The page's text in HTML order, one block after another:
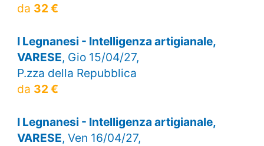
da 32 €
I Legnanesi - Intelligenza artigianale,
VARESE, Gio 15/04/27,
P.zza della Repubblica
da 32 €
I Legnanesi - Intelligenza artigianale,
VARESE, Ven 16/04/27,